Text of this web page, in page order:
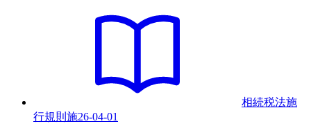
相続税法施
行規則 施26-04-01